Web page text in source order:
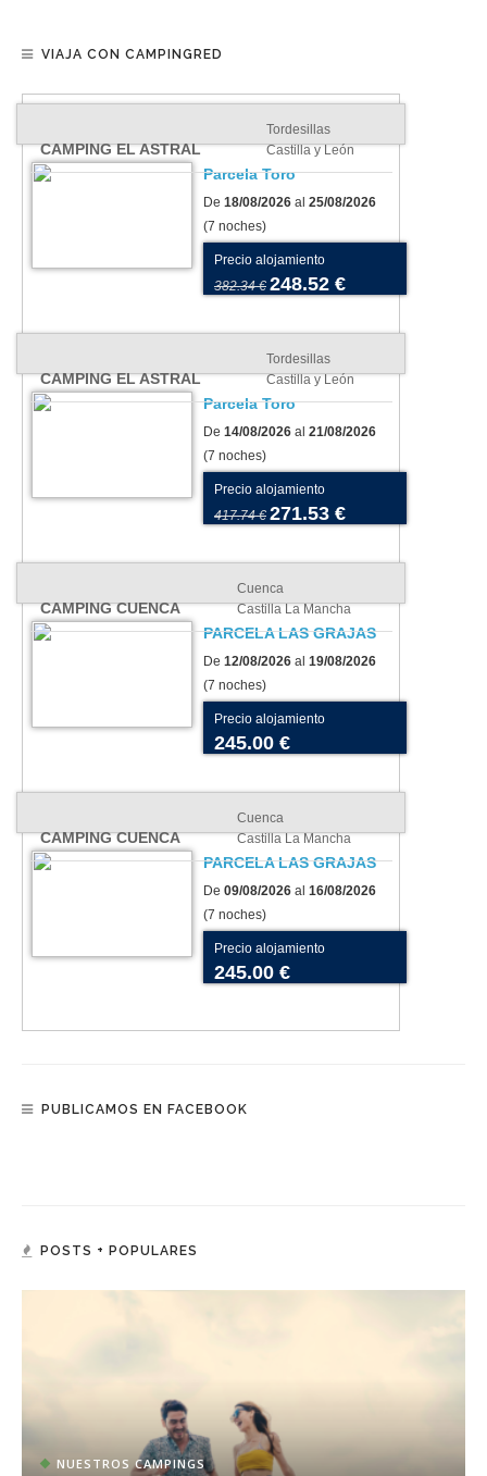
VIAJA CON CAMPINGRED
CAMPING EL ASTRAL
Tordesillas
Castilla y León
Parcela Toro
De 18/08/2026 al 25/08/2026
(7 noches)
Precio alojamiento
382.34 € 248.52 €
CAMPING EL ASTRAL
Tordesillas
Castilla y León
Parcela Toro
De 14/08/2026 al 21/08/2026
(7 noches)
Precio alojamiento
417.74 € 271.53 €
CAMPING CUENCA
Cuenca
Castilla La Mancha
PARCELA LAS GRAJAS
De 12/08/2026 al 19/08/2026
(7 noches)
Precio alojamiento
245.00 €
CAMPING CUENCA
Cuenca
Castilla La Mancha
PARCELA LAS GRAJAS
De 09/08/2026 al 16/08/2026
(7 noches)
Precio alojamiento
245.00 €
PUBLICAMOS EN FACEBOOK
POSTS + POPULARES
NUESTROS CAMPINGS